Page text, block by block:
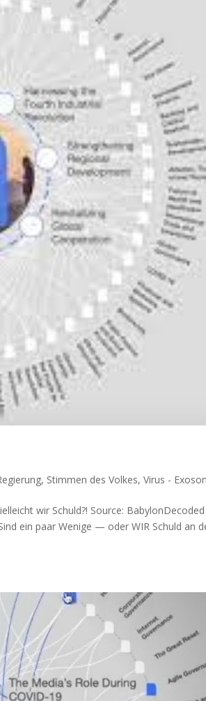
, Stimmen des Volkes,Virus -
wir Schuld?! Source:
ein paar Weni­ge — oder WIR Schuld an